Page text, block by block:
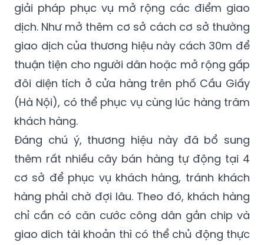
giải pháp phục vụ mở rộng các điểm giao
dịch. Như mở thêm cơ sở cách cơ sở thường
giao dịch của thương hiệu này cách 30m để
thuận tiện cho người dân hoặc mở rộng gấp
đôi diện tích ở cửa hàng trên phố Cầu Giấy
(Hà Nội), có thể phục vụ cùng lúc hàng trăm
khách hàng.
Đáng chú ý, thương hiệu này đã bổ sung
thêm rất nhiều cây bán hàng tự động tại 4
cơ sở để phục vụ khách hàng, tránh khách
hàng phải chờ đợi lâu. Theo đó, khách hàng
chỉ cần có căn cước công dân gắn chip và
giao dich tài khoản thì có thể chủ động thực